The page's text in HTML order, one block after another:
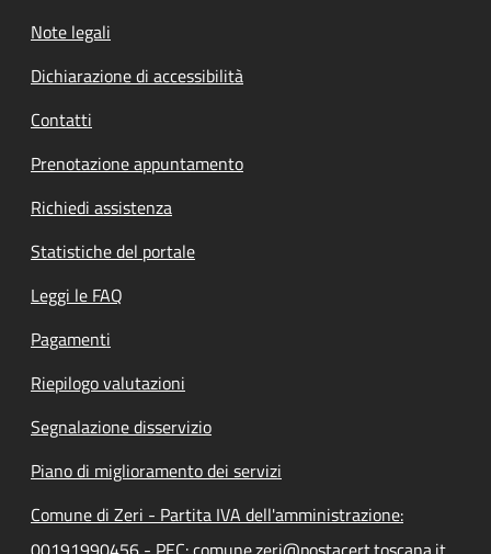
Note legali
Dichiarazione di accessibilità
Contatti
Prenotazione appuntamento
Richiedi assistenza
Statistiche del portale
Leggi le FAQ
Pagamenti
Riepilogo valutazioni
Segnalazione disservizio
Piano di miglioramento dei servizi
Comune di Zeri - Partita IVA dell'amministrazione: